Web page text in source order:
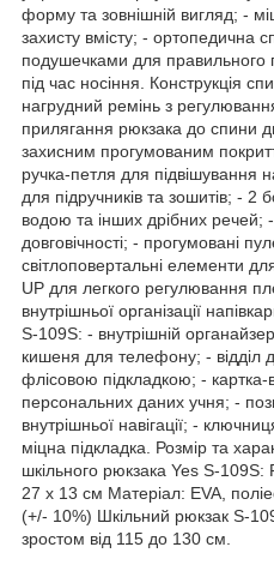
форму та зовнішній вигляд; -
захисту вмісту; - ортопедична
подушечками для правильного
під час носіння. Конструкція
нагрудний ремінь з
прилягання рюкзака до спини
захисним прогумованим
ручка-петля для підвішування
для підручників та зошитів; - 2
водою та інших дрібних речей;
довговічності; - прогумовані
світлоповертальні елементи
UP для легкого регулювання
внутрішньої організації
S-109S: - внутрішній
кишеня для телефону; - відділ
флісовою підкладкою; -
персональних даних учня; -
внутрішньої навігації; -
міцна підкладка. Розмір та
шкільного рюкзака Yes S-109S:
27 х 13 см Матеріал: EVA,
(+/- 10%) Шкільний рюкзак S-
зростом від 115 до 130 см.